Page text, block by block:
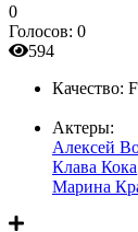
0
Голосов: 0
594
Качество:
Актеры:
Алексей
Клава Кока
Марина